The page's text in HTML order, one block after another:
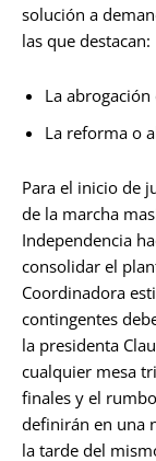
solución a
las que destacan:
La
La reforma o
Para el inicio de
de la marcha
Independencia
consolidar el
Coordinadora
contingentes
la presidenta
cualquier mesa
finales y el
definirán en una
la tarde del